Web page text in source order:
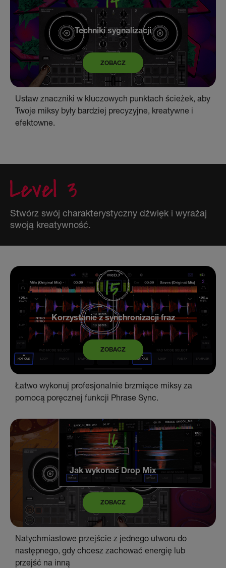
Techniki sygnalizacji
ZOBACZ
Ustaw znaczniki w kluczowych punktach ścieżek, aby
Twoje miksy były bardziej precyzyjne, kreatywne i
efektowne.
Stwórz swój charakterystyczny dźwięk i wyrażaj
swoją kreatywność.
Korzystanie z synchronizacji fraz
ZOBACZ
Łatwo wykonuj profesjonalnie brzmiące miksy za
pomocą poręcznej funkcji Phrase Sync.
Jak wykonać Drop Mix
ZOBACZ
Natychmiastowe przejście z jednego utworu do
następnego, gdy chcesz zachować energię lub
przejść na inną